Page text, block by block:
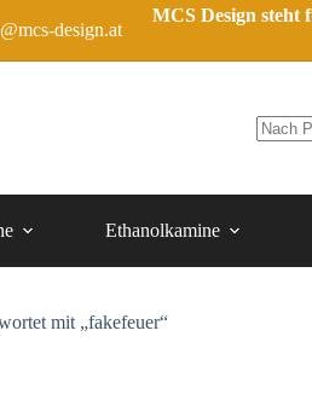
design.at
MCS Design steht
Ethanolkamine
mit „fakefeuer“